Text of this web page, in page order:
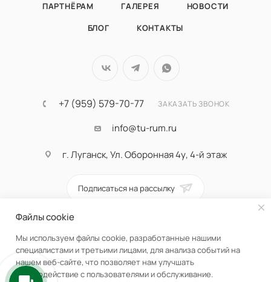
ПАРТНЁРАМ
ГАЛЕРЕЯ
НОВОСТИ
БЛОГ
КОНТАКТЫ
+7 (959) 579-70-77 ЗАКАЗАТЬ ЗВОНОК
info@tu-rum.ru
г. Луганск, Ул. Оборонная 4у, 4-й этаж
Подписаться на рассылку
Файлы cookie
Мы используем файлы cookie, разработанные нашими
специалистами и третьими лицами, для анализа событий на
нашем веб-сайте, что позволяет нам улучшать
взаимодействие с пользователями и обслуживание.